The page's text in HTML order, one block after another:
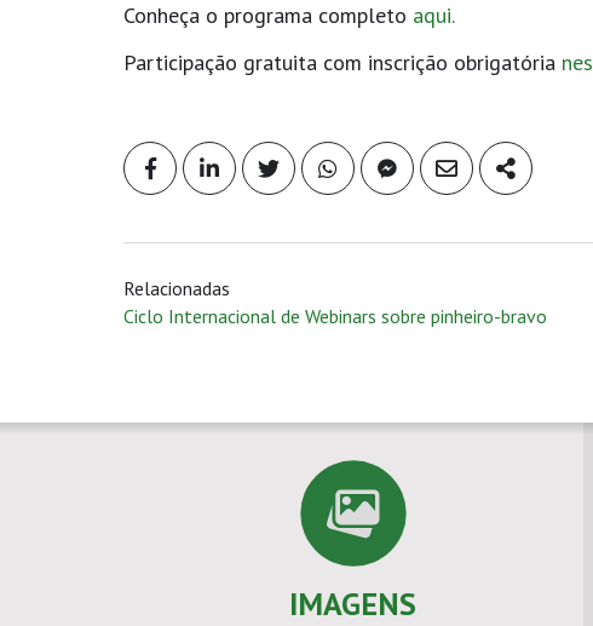
Conheça o programa completo aqui.
Participação gratuita com inscrição obrigatória
Relacionadas
Ciclo Internacional de Webinars sobre pinheiro-bravo
IMAGENS